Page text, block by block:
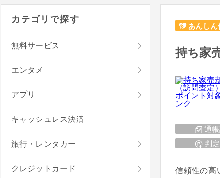
あんしん
持ち家
通
判
信頼性の高
カテゴリで探す
無料サービス
エンタメ
アプリ
キャッシュレス決済
旅行・レンタカー
クレジットカード